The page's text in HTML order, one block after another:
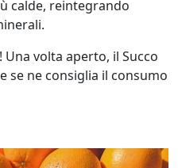
calde, reintegrando
volta aperto, il Succo
se ne consiglia il consumo